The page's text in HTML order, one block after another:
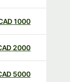
1000
CAD
2000
CAD
5000
CAD